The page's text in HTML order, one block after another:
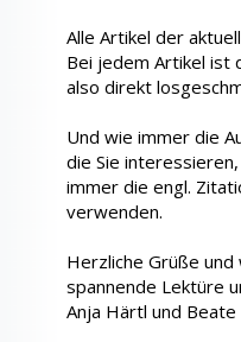
Alle Artikel der
Bei jedem Artikel ist
also direkt
Und wie immer die
die Sie
immer die engl.
verwenden.
Herzliche Grüße und
spannende Lektüre
Anja Härtl und